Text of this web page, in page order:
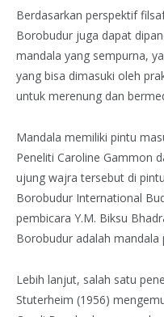
Berdasarkan perspektif
Borobudur juga dapat
mandala yang sempurna,
yang bisa dimasuki oleh
untuk merenung dan
Mandala memiliki pintu
Peneliti Caroline Gammon
ujung wajra tersebut di
Borobudur International
pembicara Y.M. Biksu
Borobudur adalah mandala
Lebih lanjut, salah satu
Stuterheim (1956)